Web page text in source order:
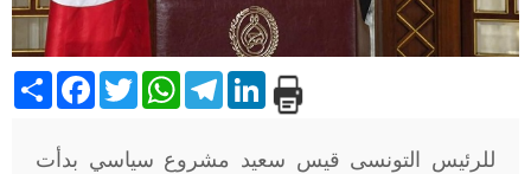
Share Facebook
TwitterWhatsAppTelegramLinkedIn
للرئيس التونسى قيس سعيد مشروع سياسي بدأت